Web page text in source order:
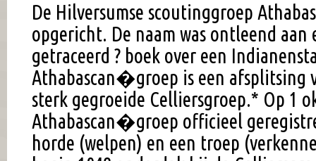
De Hilversumse scoutinggroep
opgericht. De naam was ontleend aan
getraceerd ? boek over een
Athabascan�groep is een afsplitsing
sterk gegroeide Celliersgroep.* Op 1
Athabascan�groep officieel
horde (welpen) en een troep